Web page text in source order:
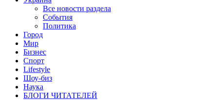
Все новости раздела
События
Политика
Город
Мир
Бизнес
Спорт
Lifestyle
Шоу-биз
Наука
БЛОГИ ЧИТАТЕЛЕЙ